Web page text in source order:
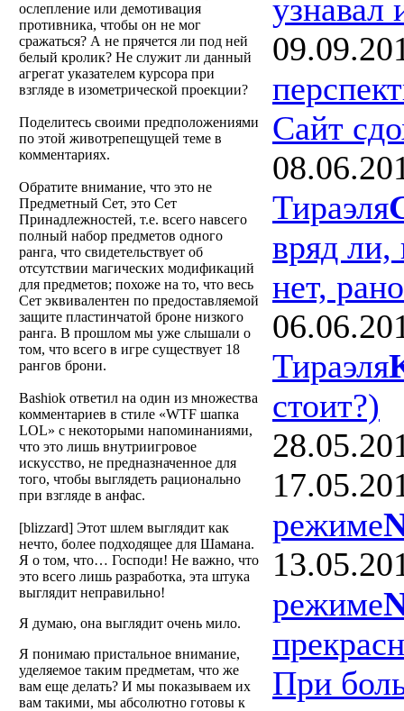
ослепление или демотивация
противника, чтобы он не мог
сражаться? А не прячется ли под ней
белый кролик? Не служит ли данный
агрегат указателем курсора при
взгляде в изометрической проекции?
Поделитесь своими предположениями
по этой животрепещущей теме в
комментариях.
Обратите внимание, что это не
Предметный Сет, это Сет
Принадлежностей, т.е. всего навсего
полный набор предметов одного
ранга, что свидетельствует об
отсутствии магических модификаций
для предметов; похоже на то, что весь
Сет эквивалентен по предоставляемой
защите пластинчатой броне низкого
ранга. В прошлом мы уже слышали о
том, что всего в игре существует 18
рангов брони.
Bashiok ответил на один из множества
комментариев в стиле «WTF шапка
LOL» с некоторыми напоминаниями,
что это лишь внутриигровое
искусство, не предназначенное для
того, чтобы выглядеть рационально
при взгляде в анфас.
[blizzard] Этот шлем выглядит как
нечто, более подходящее для Шамана.
Я о том, что… Господи! Не важно, что
это всего лишь разработка, эта штука
выглядит неправильно!
Я думаю, она выглядит очень мило.
Я понимаю пристальное внимание,
уделяемое таким предметам, что же
вам еще делать? И мы показываем их
вам такими, мы абсолютно готовы к
узнавал
Сайт
Тираэля
вряд ли,
нет,
Тираэля
стоит?)
режиме
режиме
При